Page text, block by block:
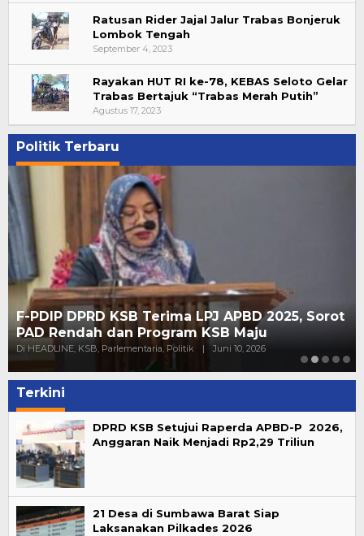
Ratusan Rider Jajal Jalur Trabas Bonjeruk
Lombok Tengah
September 4, 2023
Rayakan HUT RI ke-78, KEBAS Seloto Gelar
Trabas Bertajuk “Trabas Merah Putih”
Agustus 17, 2023
Politik Terbaru
F-PDIP DPRD KSB Terima LPJ APBD 2025, Sorot
PAD Rendah dan Program KSB Maju
Di HEADLINE, KSB, Parlementaria, Politik | Juni 10, 2026
Terkini
DPRD KSB Setujui Raperda APBD-P 2026,
Anggaran Naik Menjadi Rp2,29 Triliun
21 Desa di Sumbawa Barat Siap
Laksanakan Pilkades 2026